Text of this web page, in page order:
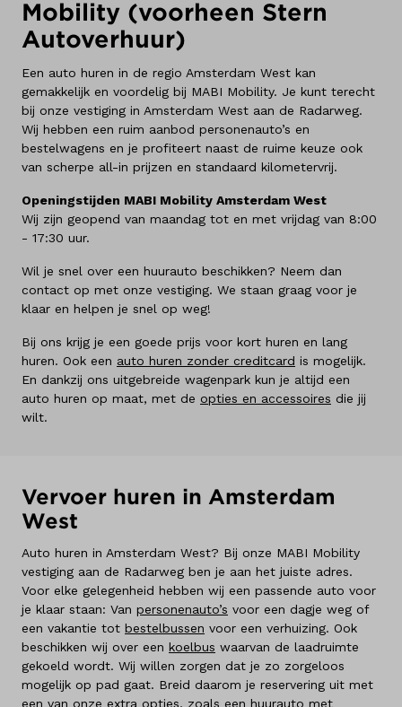
Mobility (voorheen Stern
Autoverhuur)
Een auto huren in de regio Amsterdam West kan
gemakkelijk en voordelig bij MABI Mobility. Je kunt terecht
bij onze vestiging in Amsterdam West aan de Radarweg.
Wij hebben een ruim aanbod personenauto’s en
bestelwagens en je profiteert naast de ruime keuze ook
van scherpe all-in prijzen en standaard kilometervrij.
Openingstijden MABI Mobility Amsterdam West
Wij zijn geopend van maandag tot en met vrijdag van 8:00
- 17:30 uur.
Wil je snel over een huurauto beschikken? Neem dan
contact op met onze vestiging. We staan graag voor je
klaar en helpen je snel op weg!
Bij ons krijg je een goede prijs voor kort huren en lang
huren. Ook een auto huren zonder creditcard is mogelijk.
En dankzij ons uitgebreide wagenpark kun je altijd een
auto huren op maat, met de opties en accessoires die jij
wilt.
Vervoer huren in Amsterdam
West
Auto huren in Amsterdam West? Bij onze MABI Mobility
vestiging aan de Radarweg ben je aan het juiste adres.
Voor elke gelegenheid hebben wij een passende auto voor
je klaar staan: Van personenauto’s voor een dagje weg of
een vakantie tot bestelbussen voor een verhuizing. Ook
beschikken wij over een koelbus waarvan de laadruimte
gekoeld wordt. Wij willen zorgen dat je zo zorgeloos
mogelijk op pad gaat. Breid daarom je reservering uit met
een van onze extra opties, zoals een huurauto met